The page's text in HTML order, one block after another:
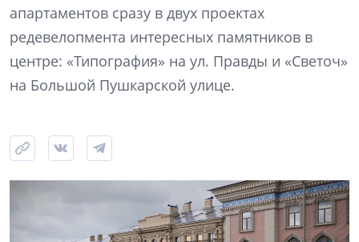
апартаментов сразу в двух проектах
редевелопмента интересных памятников в
центре: «Типография» на ул. Правды и «Светоч»
на Большой Пушкарской улице.